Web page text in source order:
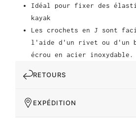
Idéal pour fixer des
kayak
Les crochets en J sont
l'aide d'un rivet ou d'un
écrou en acier inoxydable.
RETOURS
EXPÉDITION